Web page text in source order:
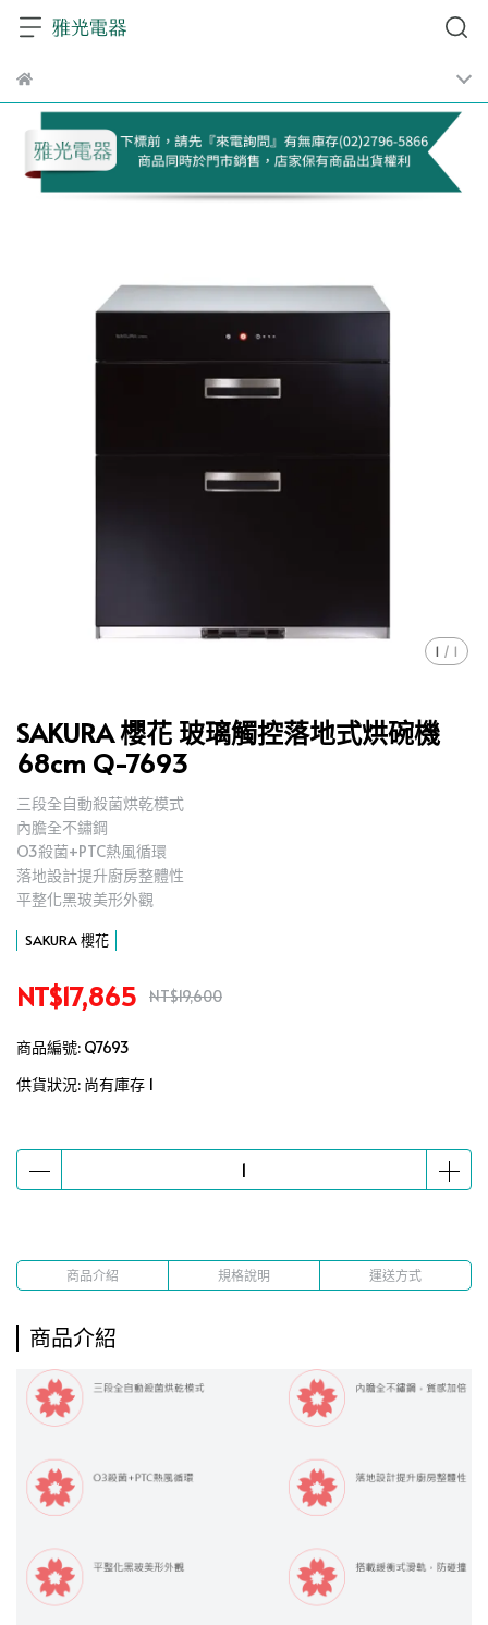
1 / 1
SAKURA 櫻花 玻璃觸控落地式烘碗機
68cm Q-7693
三段全自動殺菌烘乾模式
內膽全不鏽鋼
O3殺菌+PTC熱風循環
落地設計提升廚房整體性
平整化黑玻美形外觀
SAKURA 櫻花
NT$17,865 NT$19,600
商品編號: Q7693
供貨狀況: 尚有庫存 1
商品介紹 規格說明 運送方式
商品介紹